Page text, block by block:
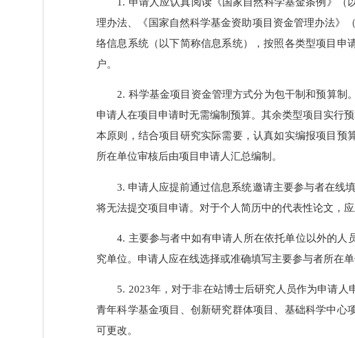
(二) 申请人与主要参与者事项。
1. 申请人应认真阅读《国家自然科学基金条例
理办法、《国家自然科学基金资助项目资金管理办
2. 科学基金项目资金管理方式分为包干制和预
申请人在项目申请时无需编制预算。其余类型项目
本原则，结合项目研究实际需要，认真如实编报项
所在单位审核后由项目申请人汇总编制。
3. 申请人应提前通过信息系统邀请主要参与者
将无法提交项目申请。对于个人简历中的代表性论
4. 主要参与者中如有申请人所在依托单位以外
究单位。申请人应在线选择或准确填写主要参与者所